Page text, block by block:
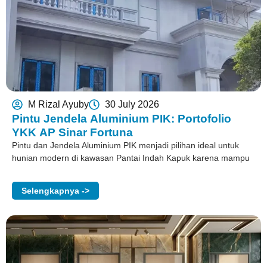
M Rizal Ayuby 30 July 2026
Pintu Jendela Aluminium PIK: Portofolio
YKK AP Sinar Fortuna
Pintu dan Jendela Aluminium PIK menjadi pilihan ideal untuk
hunian modern di kawasan Pantai Indah Kapuk karena mampu
Selengkapnya ->